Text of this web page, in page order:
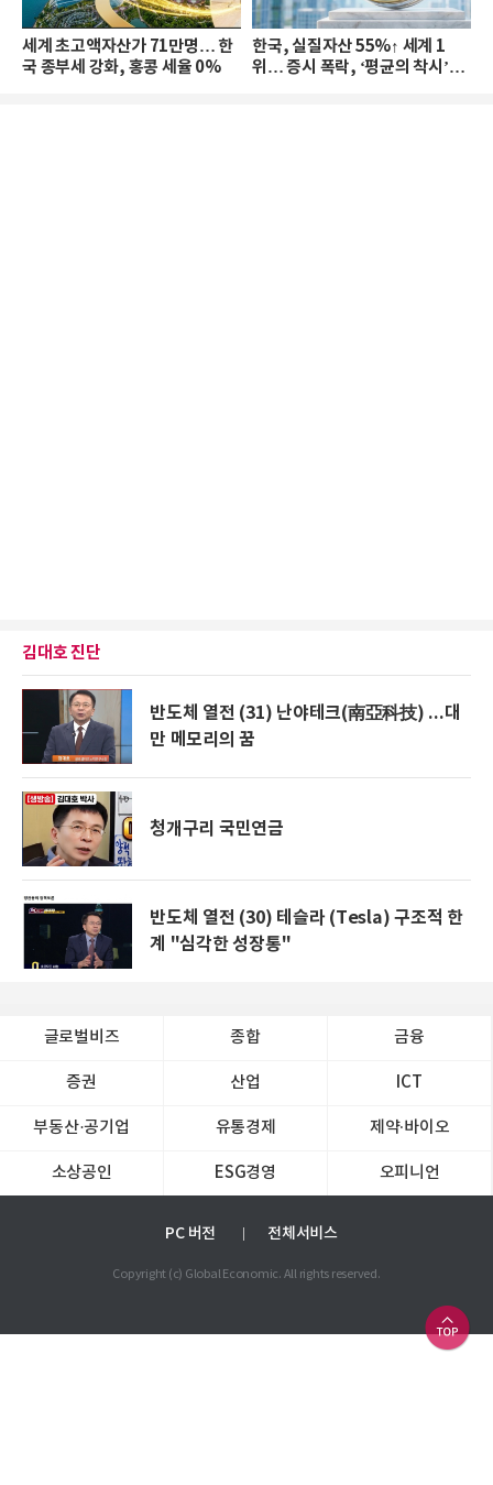
세계 초고액자산가 71만명… 한
국 종부세 강화, 홍콩 세율 0%
한국, 실질자산 55%↑ 세계 1
위… 증시 폭락, ‘평균의 착시’와
김대호 진단
반도체 열전 (31) 난야테크(南亞科技) ...대
만 메모리의 꿈
청개구리 국민연금
반도체 열전 (30) 테슬라 (Tesla) 구조적 한
계 "심각한 성장통"
글로벌비즈 종합 금융
증권 산업 ICT
부동산·공기업 유통경제 제약∙바이오
소상공인 ESG경영 오피니언
PC 버전 전체서비스
Copyright (c) Global Economic. All rights reserved.